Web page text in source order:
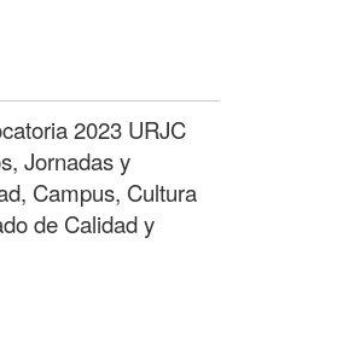
2023 URJC
Jornadas y
Campus, Cultura
de Calidad y